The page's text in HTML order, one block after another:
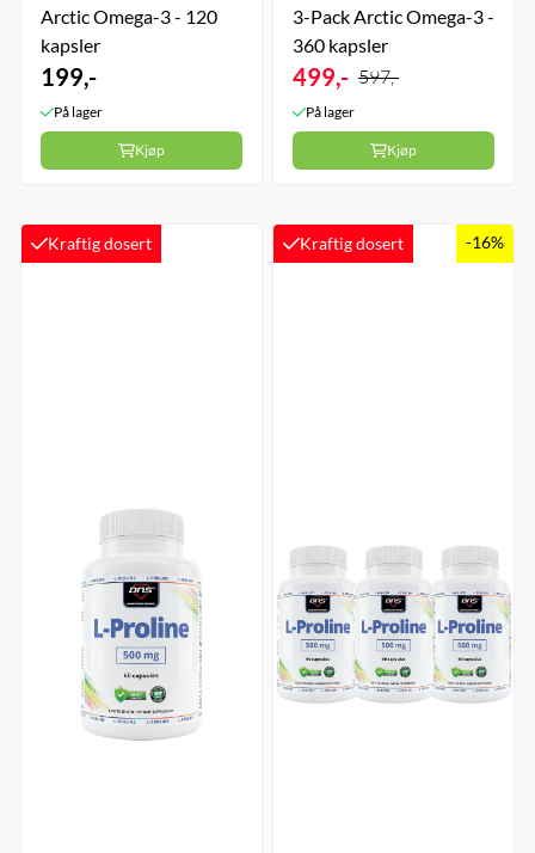
Arctic Omega-3 - 120
kapsler
199,-
På lager
Kjøp
3-Pack Arctic Omega-3 -
360 kapsler
499,- 597,-
På lager
Kjøp
Kraftig dosert Kraftig dosert -16%